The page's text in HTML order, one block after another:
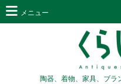
メニュー
陶器、着物、家具、ブラ